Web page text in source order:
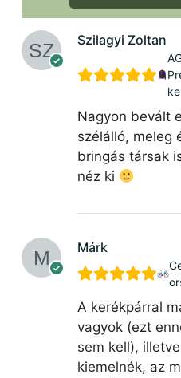
Szilagyi Zoltan
Nagyon bevált
szélálló, meleg
bringás társak
néz ki
Márk
A kerékpárral
vagyok (ezt
sem kell),
kiemelnék, az